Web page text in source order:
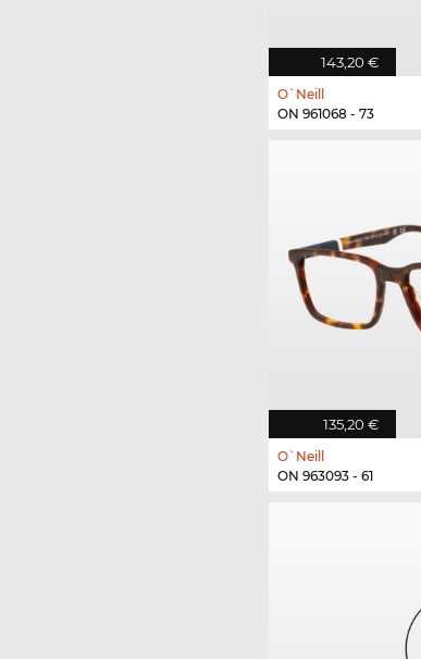
143,20 €
O`Neill
ON 961068 - 73
135,20 €
O`Neill
ON 963093 - 61